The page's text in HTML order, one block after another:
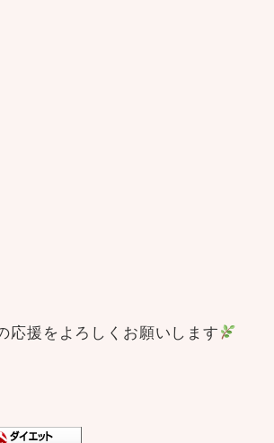
応援をよろしくお願いします